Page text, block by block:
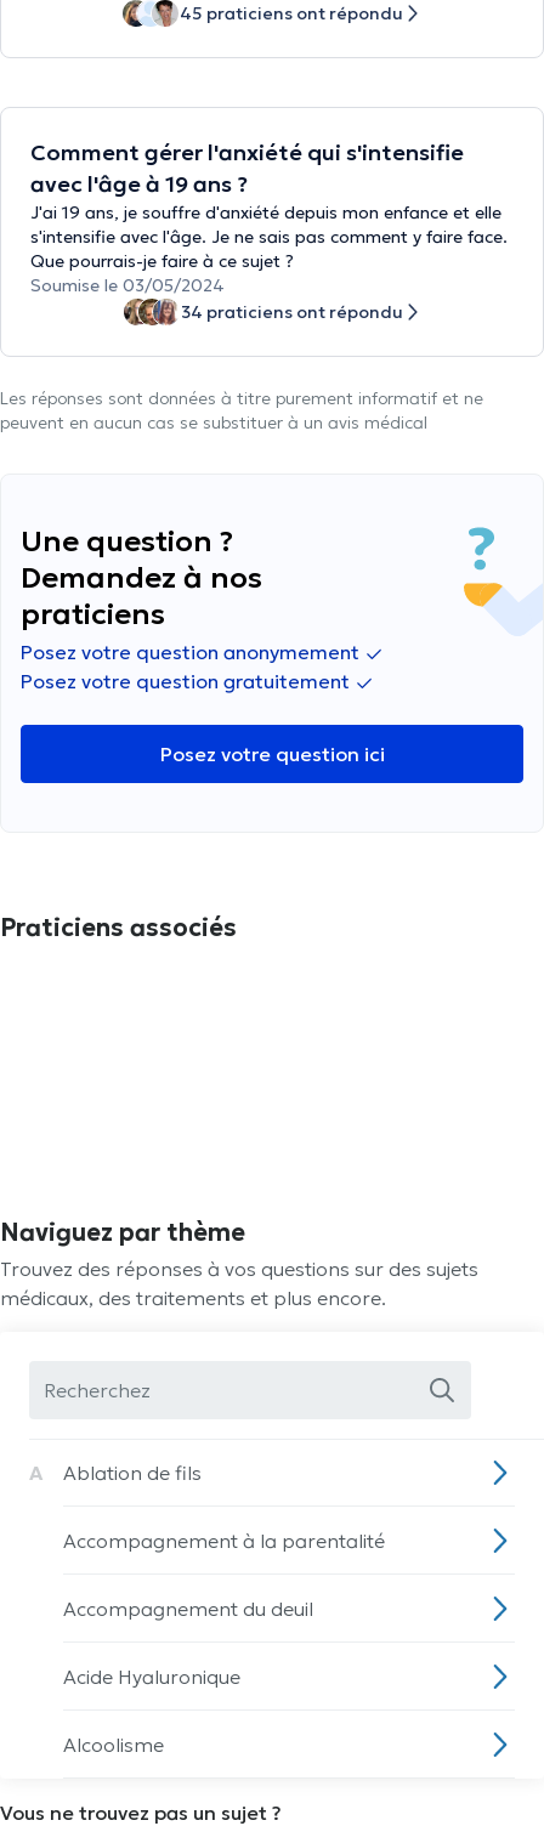
45 praticiens ont répondu
Comment gérer l'anxiété qui s'intensifie
avec l'âge à 19 ans ?
J'ai 19 ans, je souffre d'anxiété depuis mon enfance et elle
s'intensifie avec l'âge. Je ne sais pas comment y faire face.
Que pourrais-je faire à ce sujet ?
Soumise le 03/05/2024
34 praticiens ont répondu
Les réponses sont données à titre purement informatif et ne
peuvent en aucun cas se substituer à un avis médical
Une question ?
Demandez à nos
praticiens
Posez votre question anonymement
Posez votre question gratuitement
Posez votre question ici
Praticiens associés
Naviguez par thème
Trouvez des réponses à vos questions sur des sujets
médicaux, des traitements et plus encore.
A Ablation de fils
Accompagnement à la parentalité
Accompagnement du deuil
Acide Hyaluronique
Alcoolisme
Allaitement
Vous ne trouvez pas un sujet ?